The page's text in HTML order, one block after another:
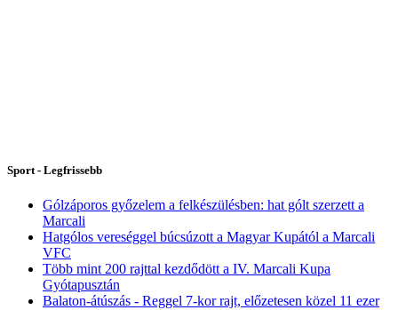
Sport - Legfrissebb
Gólzáporos győzelem a felkészülésben: hat gólt szerzett a
Marcali
Hatgólos vereséggel búcsúzott a Magyar Kupától a Marcali
VFC
Több mint 200 rajttal kezdődött a IV. Marcali Kupa
Gyótapusztán
Balaton-átúszás - Reggel 7-kor rajt, előzetesen közel 11 ezer